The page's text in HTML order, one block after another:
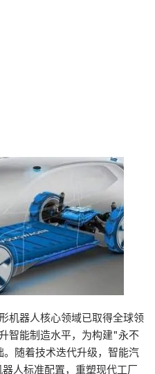
机器人核心领域已取得全球领
智能制造水平，为构建"永不
随着技术迭代升级，智能汽
人标准配置，重塑现代工厂